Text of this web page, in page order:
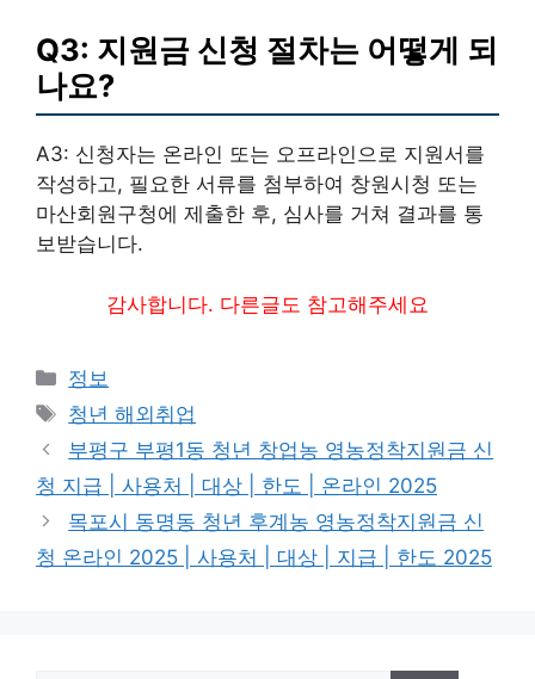
Q3: 지원금 신청 절차는 어떻게 되
나요?
A3: 신청자는 온라인 또는 오프라인으로 지원서를
작성하고, 필요한 서류를 첨부하여 창원시청 또는
마산회원구청에 제출한 후, 심사를 거쳐 결과를 통
보받습니다.
감사합니다. 다른글도 참고해주세요
카
테
고
리
정보
태
그
청년 해외취업
부평구 부평1동 청년 창업농 영농정착지원금 신
청 지급 | 사용처 | 대상 | 한도 | 온라인 2025
목포시 동명동 청년 후계농 영농정착지원금 신
청 온라인 2025 | 사용처 | 대상 | 지급 | 한도 2025